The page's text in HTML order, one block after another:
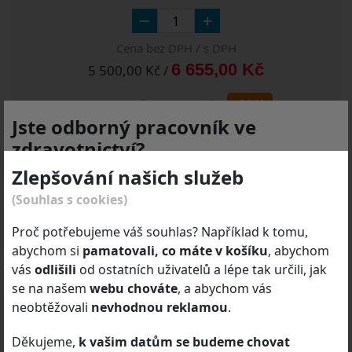
Cena bez DPH / s DPH
5 500,00 Kč / 6 655,00 Kč
Přidat do košíku
Zobrazit detail
7 800,31 Kč/9 438,38 Kč
-29%
NOVÉ
S (51 – 55 cm, žlutá)
62-312
Jste odborný pracovník ve
zdravotnictví?
Produktové stránky a e-shopDEYMED Diagnostic
s.r.o.jsou určenyvýhradně odborníkům dle zákona
č. 40/1995 Sb. o regulaci reklamy ve znění pozdějších
předpisů.
Odborník je osoba oprávněná předepisovat nebo
vydávat léčivé přípravky, zdravotnické prostředky nebo
diagnostické zdravotnické prostředky in vitro nebo
zdravotní služby poskytovat.
Zlepšování našich služeb
(Souhlas s cookies)
Proč potřebujeme váš souhlas? Například k tomu,
abychom si pamatovali, co máte v košíku, abychom
vás odlišili od ostatních uživatelů a lépe tak určili, jak
se na našem webu chováte, a abychom vás
neobtěžovali nevhodnou reklamou.
Děkujeme, k vašim datům se budeme chovat